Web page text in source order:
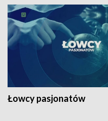
Łowcy pasjonatów